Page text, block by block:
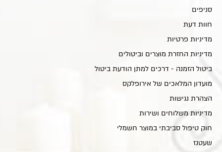
סניפים
חוות דעת
מדיניות פרטיות
מדיניות החזרת מוצרים וביטולים
ביטול הזמנה - דרכים למתן הודעת ביטול
מועדון המלאכים של אירופלקס
הצהרת נגישות
מדיניות משלוחים ושירות
חוק טיפול סביבתי במוצר חשמלי
שעטנז